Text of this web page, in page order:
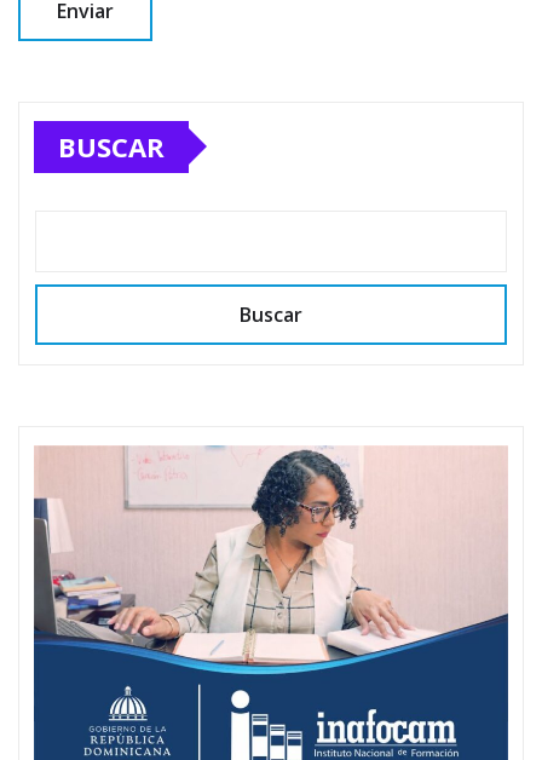
BUSCAR
Buscar